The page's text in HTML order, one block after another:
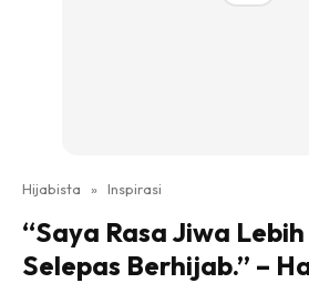
Hijabista » Inspirasi
“Saya Rasa Jiwa
Selepas Berhijab.” –